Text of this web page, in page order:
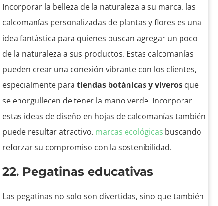
Incorporar la belleza de la naturaleza a su marca, las
calcomanías personalizadas de plantas y flores es una
idea fantástica para quienes buscan agregar un poco
de la naturaleza a sus productos. Estas calcomanías
pueden crear una conexión vibrante con los clientes,
especialmente para tiendas botánicas y viveros que
se enorgullecen de tener la mano verde. Incorporar
estas ideas de diseño en hojas de calcomanías también
puede resultar atractivo. marcas ecológicas buscando
reforzar su compromiso con la sostenibilidad.
22. Pegatinas educativas
Las pegatinas no solo son divertidas, sino que también